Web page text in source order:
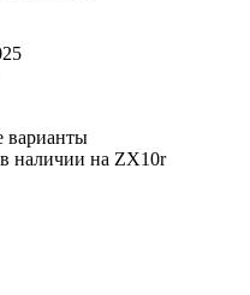
варианты
в наличии на ZX10r